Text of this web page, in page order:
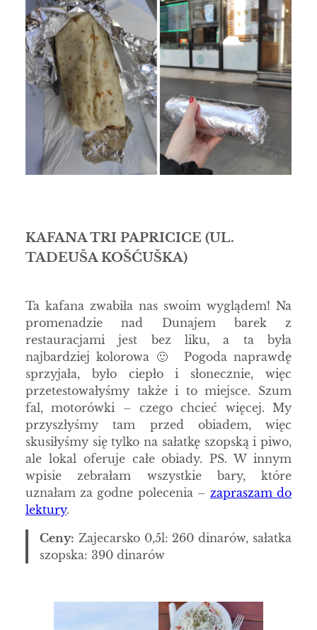
KAFANA TRI PAPRICICE (UL.
TADEUŠA KOŠĆUŠKA)
Ta kafana zwabiła nas swoim wyglądem! Na
promenadzie nad Dunajem barek z
restauracjami jest bez liku, a ta była
najbardziej kolorowa 🙂 Pogoda naprawdę
sprzyjała, było ciepło i słonecznie, więc
przetestowałyśmy także i to miejsce. Szum
fal, motorówki – czego chcieć więcej. My
przyszłyśmy tam przed obiadem, więc
skusiłyśmy się tylko na sałatkę szopską i piwo,
ale lokal oferuje całe obiady. PS. W innym
wpisie zebrałam wszystkie bary, które
uznałam za godne polecenia – zapraszam do
lektury.
Ceny: Zajecarsko 0,5l: 260 dinarów, sałatka
szopska: 390 dinarów